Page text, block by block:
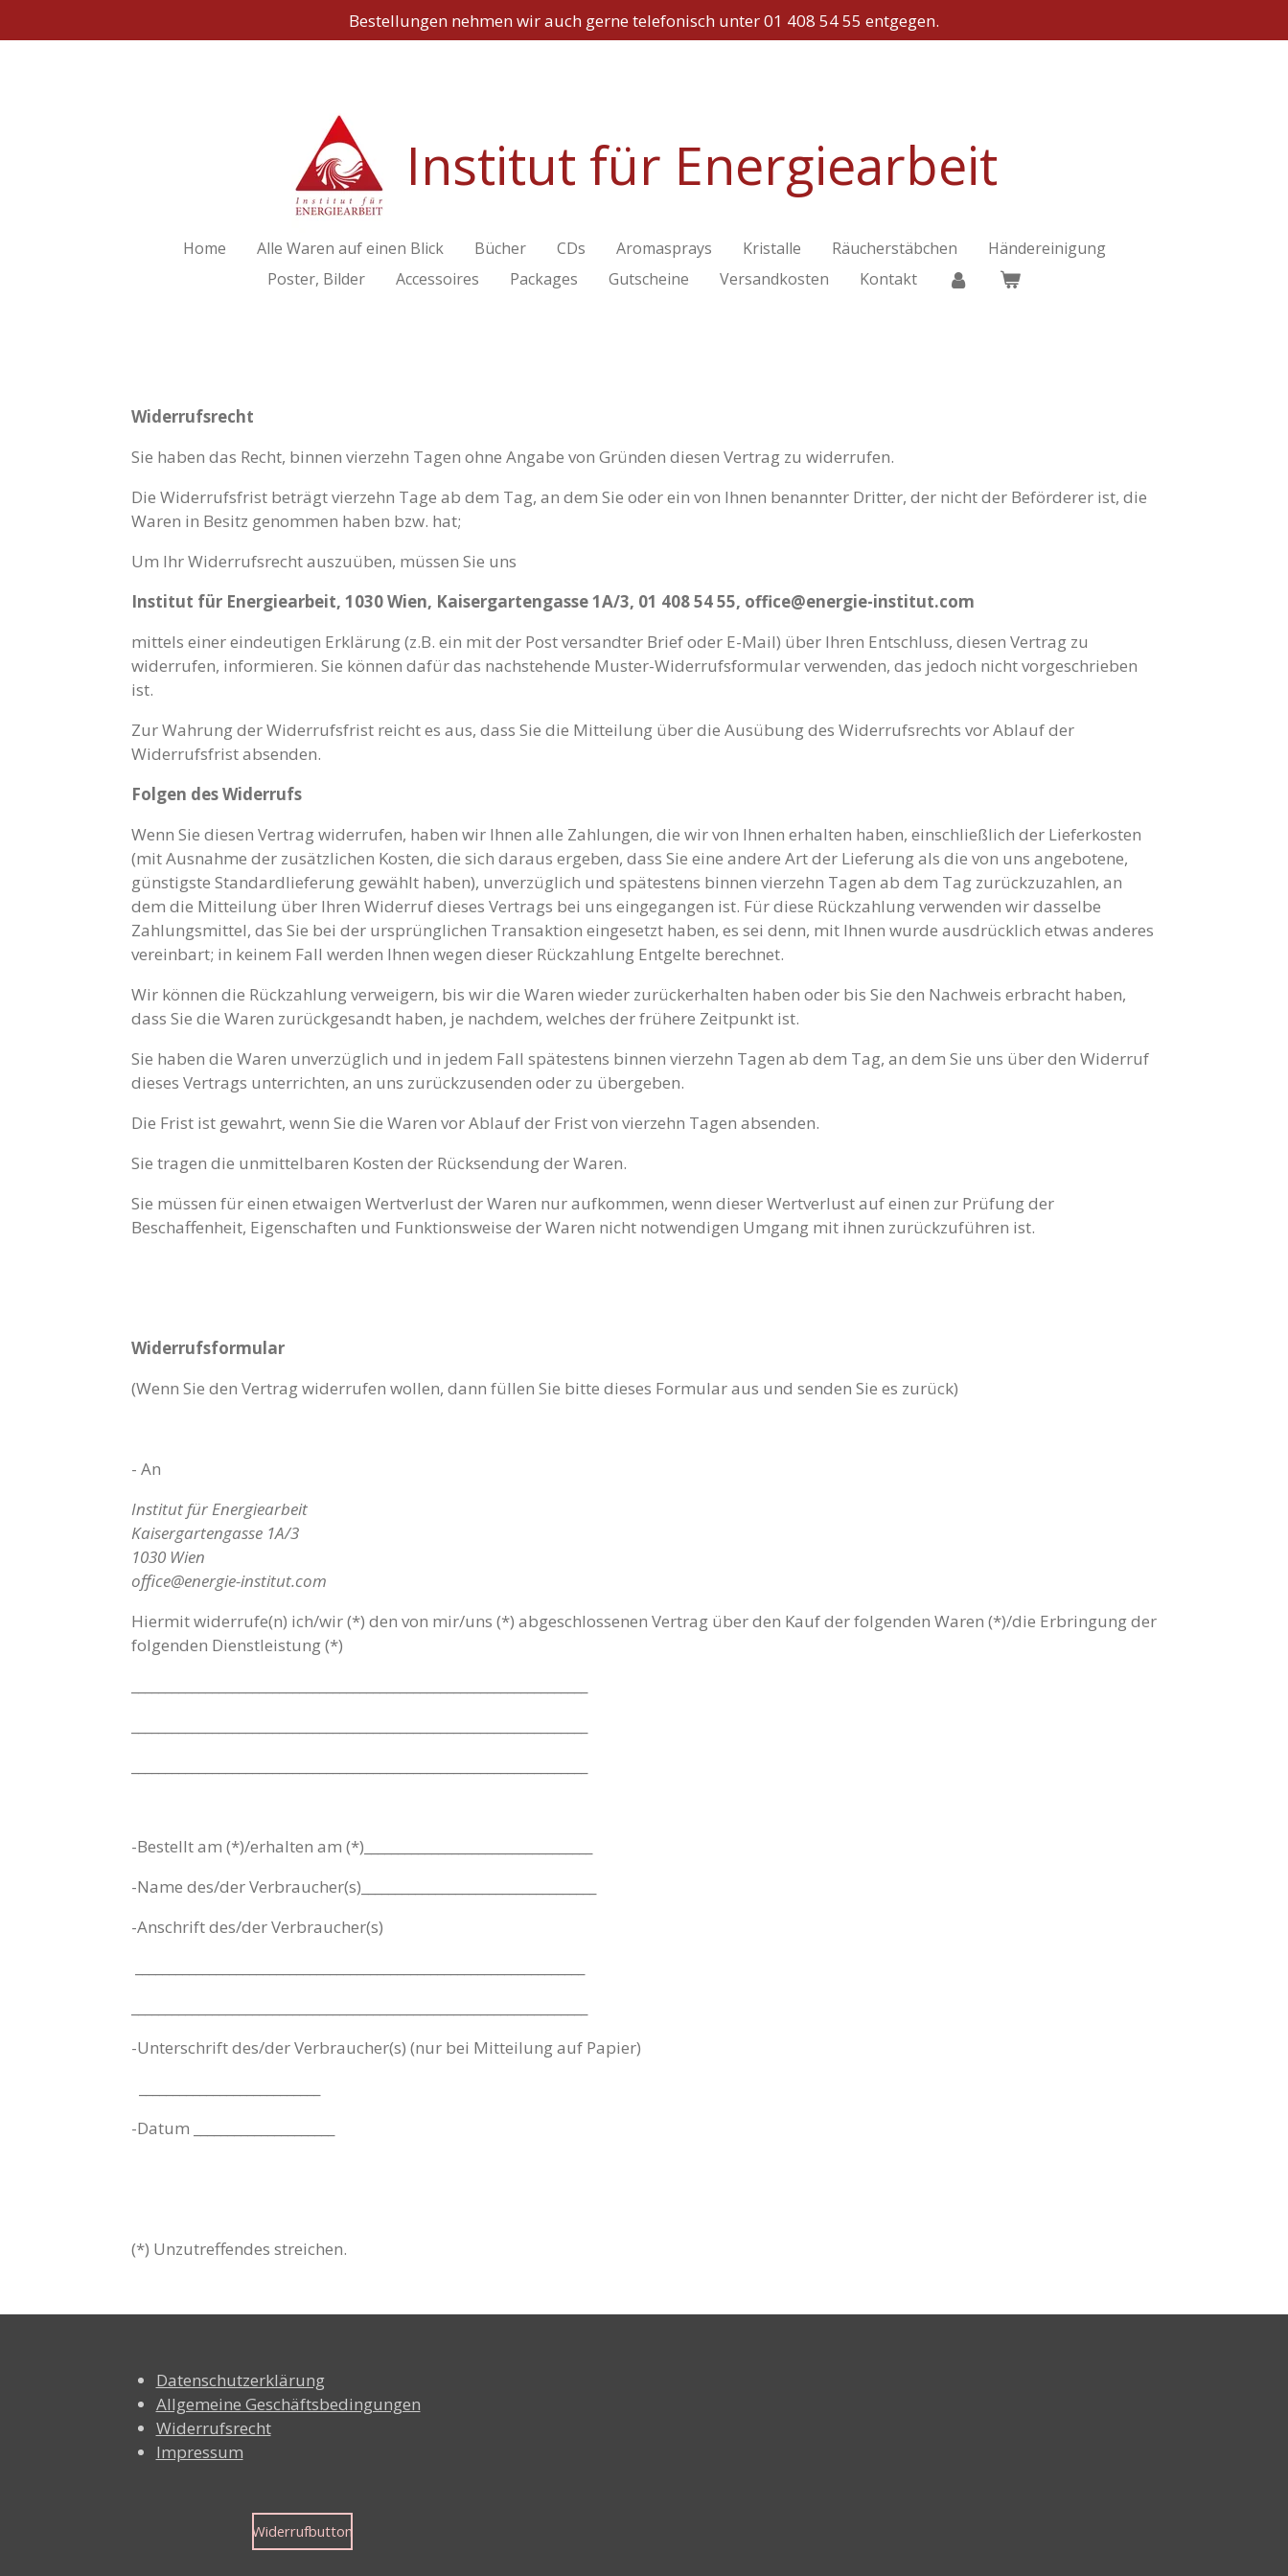
Hauptinhalt
Bestellungen nehmen wir auch gerne telefonisch unter 01 408 54 55 entgegen.
Institut für Energiearbeit
Home Alle Waren auf einen Blick Bücher CDs Aromasprays Kristalle Räucherstäbchen
Händereinigung
Poster, Bilder
Accessoires Packages Gutscheine Versandkosten Kontakt
Widerrufsrecht
Sie haben das Recht, binnen vierzehn Tagen ohne Angabe von Gründen diesen Vertrag zu widerrufen.
Die Widerrufsfrist beträgt vierzehn Tage ab dem Tag, an dem Sie oder ein von Ihnen benannter Dritter, der nicht der Beförderer ist, die
Waren in Besitz genommen haben bzw. hat;
Um Ihr Widerrufsrecht auszuüben, müssen Sie uns
Institut für Energiearbeit, 1030 Wien, Kaisergartengasse 1A/3, 01 408 54 55, office@energie-institut.com
mittels einer eindeutigen Erklärung (z.B. ein mit der Post versandter Brief oder E-Mail) über Ihren Entschluss, diesen Vertrag zu
widerrufen, informieren. Sie können dafür das nachstehende Muster-Widerrufsformular verwenden, das jedoch nicht vorgeschrieben
ist.
Zur Wahrung der Widerrufsfrist reicht es aus, dass Sie die Mitteilung über die Ausübung des Widerrufsrechts vor Ablauf der
Widerrufsfrist absenden.
Folgen des Widerrufs
Wenn Sie diesen Vertrag widerrufen, haben wir Ihnen alle Zahlungen, die wir von Ihnen erhalten haben, einschließlich der Lieferkosten
(mit Ausnahme der zusätzlichen Kosten, die sich daraus ergeben, dass Sie eine andere Art der Lieferung als die von uns angebotene,
günstigste Standardlieferung gewählt haben), unverzüglich und spätestens binnen vierzehn Tagen ab dem Tag zurückzuzahlen, an
dem die Mitteilung über Ihren Widerruf dieses Vertrags bei uns eingegangen ist. Für diese Rückzahlung verwenden wir dasselbe
Zahlungsmittel, das Sie bei der ursprünglichen Transaktion eingesetzt haben, es sei denn, mit Ihnen wurde ausdrücklich etwas anderes
vereinbart; in keinem Fall werden Ihnen wegen dieser Rückzahlung Entgelte berechnet.
Wir können die Rückzahlung verweigern, bis wir die Waren wieder zurückerhalten haben oder bis Sie den Nachweis erbracht haben,
dass Sie die Waren zurückgesandt haben, je nachdem, welches der frühere Zeitpunkt ist.
Sie haben die Waren unverzüglich und in jedem Fall spätestens binnen vierzehn Tagen ab dem Tag, an dem Sie uns über den Widerruf
dieses Vertrags unterrichten, an uns zurückzusenden oder zu übergeben.
Die Frist ist gewahrt, wenn Sie die Waren vor Ablauf der Frist von vierzehn Tagen absenden.
Sie tragen die unmittelbaren Kosten der Rücksendung der Waren.
Sie müssen für einen etwaigen Wertverlust der Waren nur aufkommen, wenn dieser Wertverlust auf einen zur Prüfung der
Beschaffenheit, Eigenschaften und Funktionsweise der Waren nicht notwendigen Umgang mit ihnen zurückzuführen ist.
Widerrufsformular
(Wenn Sie den Vertrag widerrufen wollen, dann füllen Sie bitte dieses Formular aus und senden Sie es zurück)
- An
Institut für Energiearbeit
Kaisergartengasse 1A/3
1030 Wien
office@energie-institut.com
Hiermit widerrufe(n) ich/wir (*) den von mir/uns (*) abgeschlossenen Vertrag über den Kauf der folgenden Waren (*)/die Erbringung der
folgenden Dienstleistung (*)
-Bestellt am (*)/erhalten am (*)__________________________________
-Name des/der Verbraucher(s)___________________________________
-Anschrift des/der Verbraucher(s)
-Unterschrift des/der Verbraucher(s) (nur bei Mitteilung auf Papier)
-Datum _____________________
(*) Unzutreffendes streichen.
Datenschutzerklärung
Allgemeine Geschäftsbedingungen
Widerrufsrecht
Impressum
Widerrufbutton